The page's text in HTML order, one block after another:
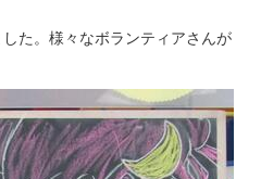
た。様々なボランティアさんが